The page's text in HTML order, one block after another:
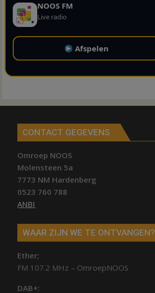
NOOS FM
Live radio
Afspelen
CONTACT GEGEVENS
Omroep NOOS
Molensteen 5a
7773 NM Hardenberg
0523 760 788
ANBI
WAAR ZIJN WE TE ONTVANGEN?
Ether;
FM 107.2 MHz – OmroepNOOS
DAB+: